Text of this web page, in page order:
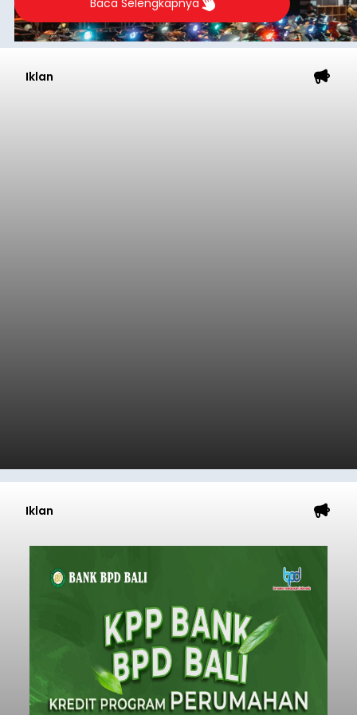
Iklan
Iklan
Inovasi Lintas Negara:
Akademisi INSTIKI
Kembangkan Aplikasi Belajar
Pemrograman Berbasis
Mobile di Okayama University